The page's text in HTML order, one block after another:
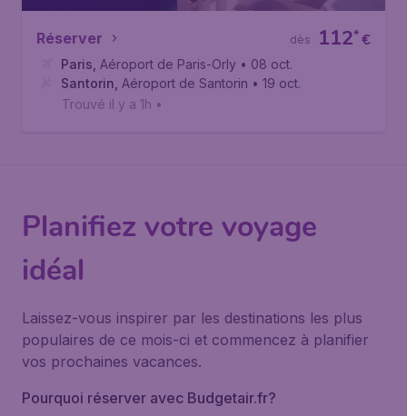
Réserver €
112*
dès
Paris Aéroport de Paris-Orly • 08 oct.
Santorin Aéroport de Santorin • 19 oct.
Trouvé il y a 1h •
Planifiez votre voyage
idéal
Laissez-vous inspirer par les destinations les plus
populaires de ce mois-ci et commencez à planifier
vos prochaines vacances.
Pourquoi réserver avec Budgetair.fr?